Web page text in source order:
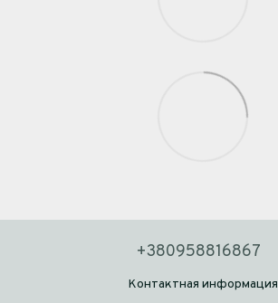
+380958816867
Контактная информация